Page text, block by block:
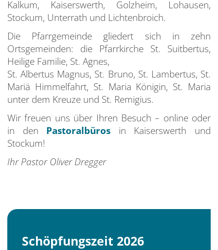
Kalkum, Kaiserswerth, Golzheim, Lohausen,
Stockum, Unterrath und Lichtenbroich.
Die Pfarrgemeinde gliedert sich in zehn
Ortsgemeinden: die Pfarrkirche St. Suitbertus,
Heilige Familie, St. Agnes,
St. Albertus Magnus, St. Bruno, St. Lambertus, St.
Mariä Himmelfahrt, St. Maria Königin, St. Maria
unter dem Kreuze und St. Remigius.
Wir freuen uns über Ihren Besuch – online oder
in den Pastoralbüros in Kaiserswerth und
Stockum!
Ihr Pastor Oliver Dregger
Schöpfungszeit 2026